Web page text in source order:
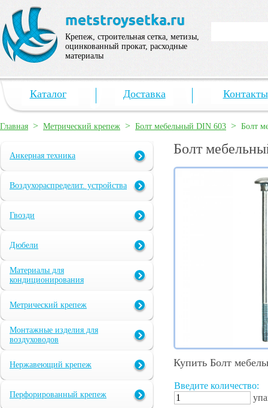
Крепеж, строительная сетка, метизы,
оцинкованный прокат, расходные
материалы
Каталог Доставка Контакты
Главная > Метрический крепеж > Болт мебельный DIN 603 > Болт
Анкерная техника
Воздухораспределит. устройства
Гвозди
Дюбели
Материалы для
кондиционирования
Метрический крепеж
Монтажные изделия для
воздуховодов
Нержавеющий крепеж
Перфорированный крепеж
Болт
Купить Болт
Введите количество: